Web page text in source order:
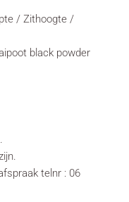
/ Zithoogte /
black powder
telnr : 06